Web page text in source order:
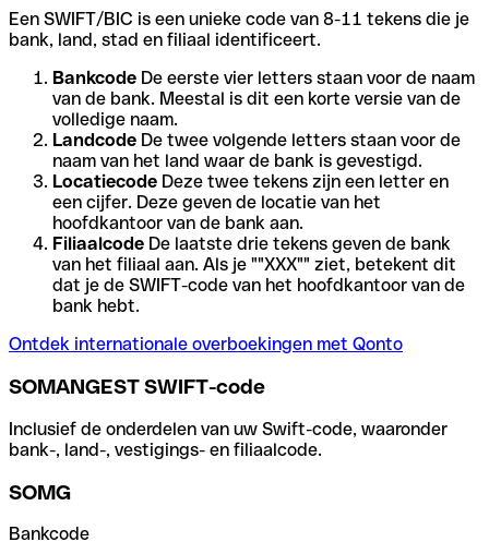
Een SWIFT/BIC is een unieke code van 8-11 tekens die je
bank, land, stad en filiaal identificeert.
Bankcode De eerste vier letters staan voor de naam
van de bank. Meestal is dit een korte versie van de
volledige naam.
Landcode De twee volgende letters staan voor de
naam van het land waar de bank is gevestigd.
Locatiecode Deze twee tekens zijn een letter en
een cijfer. Deze geven de locatie van het
hoofdkantoor van de bank aan.
Filiaalcode De laatste drie tekens geven de bank
van het filiaal aan. Als je ""XXX"" ziet, betekent dit
dat je de SWIFT-code van het hoofdkantoor van de
bank hebt.
Ontdek internationale overboekingen met Qonto
SOMANGEST SWIFT-code
Inclusief de onderdelen van uw Swift-code, waaronder
bank-, land-, vestigings- en filiaalcode.
SOMG
Bankcode